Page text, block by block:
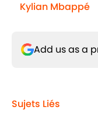
Kylian Mbappé
Add us as a
Sujets Liés